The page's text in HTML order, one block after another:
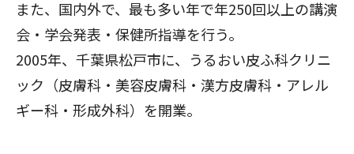
また、国内外で、最も多い年で年250回以上の講演
会・学会発表・保健所指導を行う。
2005年、千葉県松戸市に、
うるおい皮ふ科クリニ
ック（皮膚科・美容皮膚科・漢方皮膚科・アレル
ギー科・形成外科） を開業。